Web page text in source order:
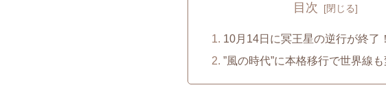
目次
10月14日に冥王星の逆行が終了！
”風の時代”に本格移行で世界線